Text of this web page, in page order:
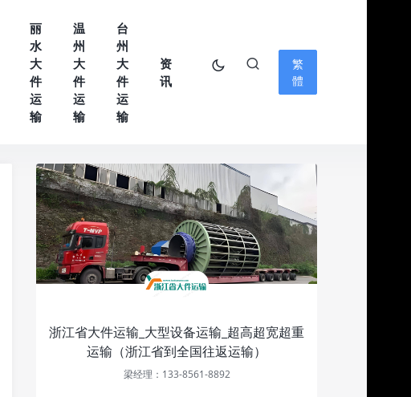
丽
水
大
件
运
输
温
州
大
件
运
输
台
州
大
件
运
输
资
讯
繁
體
浙江省大件运输_大型设备运输_超高超宽超重
运输（浙江省到全国往返运输）
梁经理：133-8561-8892